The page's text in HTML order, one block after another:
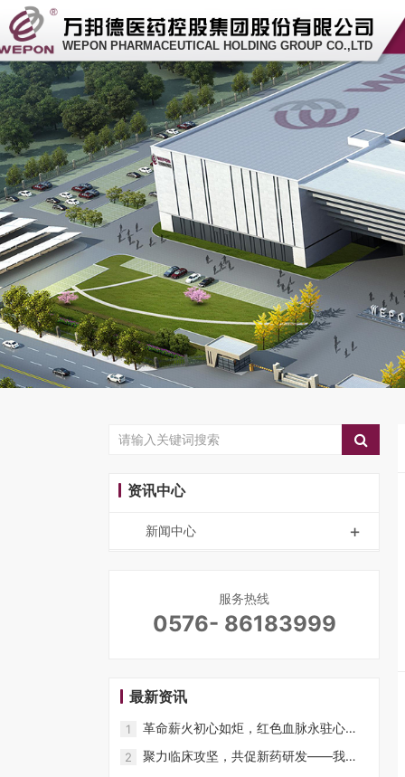
WEPON PHARMACEUTICAL HOLDING GROUP CO.,LTD
资讯中心
新闻中心 +
服务热线
0576- 86183999
最新资讯
1
革命薪火初心如炬，红色血脉永驻心间 |
赴台州第一个党组织纪念馆开展红色主
题教育活动
2
聚力临床攻坚，共促新药研发——我司